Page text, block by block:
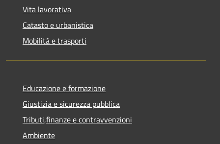
Vita lavorativa
Catasto e urbanistica
Mobilità e trasporti
Educazione e formazione
Giustizia e sicurezza pubblica
Tributi,finanze e contravvenzioni
Ambiente